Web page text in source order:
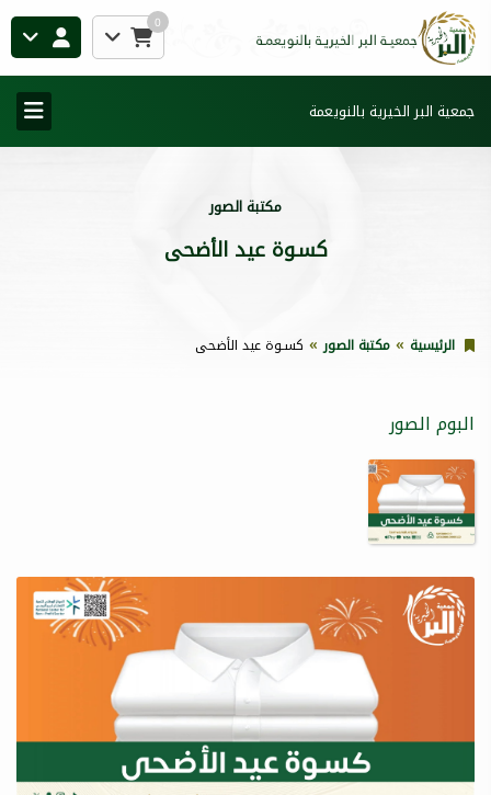
0
جمعية البر الخيرية بالنويعمة
مكتبة الصور
كسـوة عيد الأضحى
الرئيسية مكتبة الصور كسـوة عيد الأضحى
البوم الصور